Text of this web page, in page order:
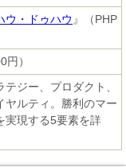
ウ・ドゥハウ 』（PHP
）
ジー、プロダクト、
ヤルティ。勝利のマー
実現する5要素を詳